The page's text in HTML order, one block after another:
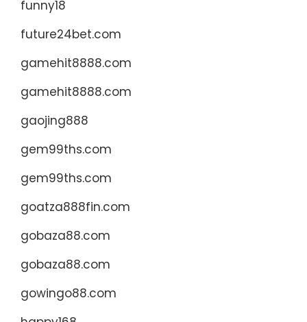
funny18
future24bet.com
gamehit8888.com
gamehit8888.com
gaojing888
gem99ths.com
gem99ths.com
goatza888fin.com
gobaza88.com
gobaza88.com
gowingo88.com